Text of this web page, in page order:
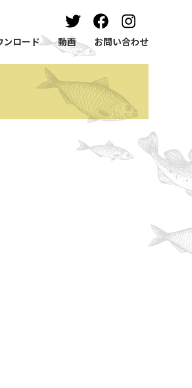
ンロード 動画 お問い合わせ